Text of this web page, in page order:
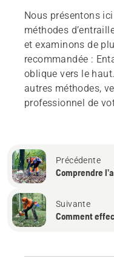
Nous présentons
méthodes
et examinons de
recommandée :
oblique vers le
autres méthodes,
professionnel de
Précédente
Comprendre
Suivante
Comment